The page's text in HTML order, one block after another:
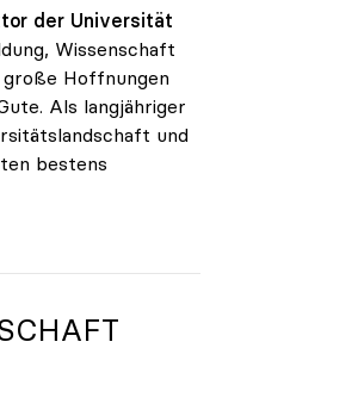
der Universität
Wissenschaft
große Hoffnungen
Als langjähriger
und
bestens
S